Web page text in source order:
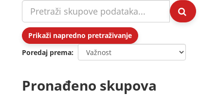
Prikaži napredno pretraživanje
Poredaj prema
Pronađeno skupova